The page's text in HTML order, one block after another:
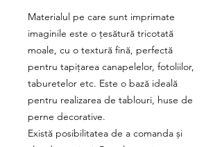
Materialul pe care sunt imprimate
imaginile este o țesătură tricotată
moale, cu o textură fină, perfectă
pentru tapițarea canapelelor, fotoliilor,
taburetelor etc. Este o bază ideală
pentru realizarea de tablouri, huse de
perne decorative.
Există posibilitatea de a comanda și